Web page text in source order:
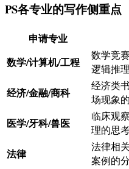
PS各专业的写作侧重点
申请专业
数学/计算机/工程
数学竞
逻辑推
经济/金融/商科
经济类
场现象
医学/牙科/兽医
临床观
理的思
法律
法律相
案例的